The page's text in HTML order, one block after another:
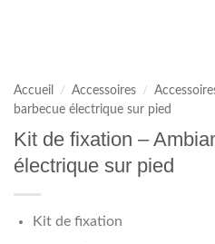
Accueil / Accessoires /
barbecue électrique sur pied
Kit de fixation –
électrique sur pied
Kit de fixation